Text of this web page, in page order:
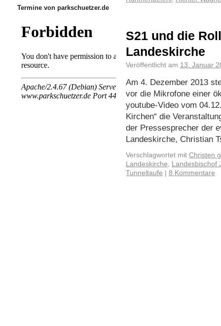
S21 und die
Landeskirche
Veröffentlicht am 13. Januar
Am 4. Dezember 2013
vor die Mikrofone einer
youtube-Video vom
Kirchen“ die
der Pressesprecher der
Landeskirche, Christian
Verschlagwortet mit Christen
Landeskirche, Landesbischof
Tunneltaufe
8 Kommentare
Termine von parkschuetzer.de